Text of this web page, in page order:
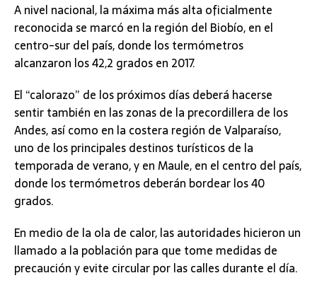
A nivel nacional, la máxima más alta oficialmente
reconocida se marcó en la región del Biobío, en el
centro-sur del país, donde los termómetros
alcanzaron los 42,2 grados en 2017.
El “calorazo” de los próximos días deberá hacerse
sentir también en las zonas de la precordillera de los
Andes, así como en la costera región de Valparaíso,
uno de los principales destinos turísticos de la
temporada de verano, y en Maule, en el centro del país,
donde los termómetros deberán bordear los 40
grados.
En medio de la ola de calor, las autoridades hicieron un
llamado a la población para que tome medidas de
precaución y evite circular por las calles durante el día.